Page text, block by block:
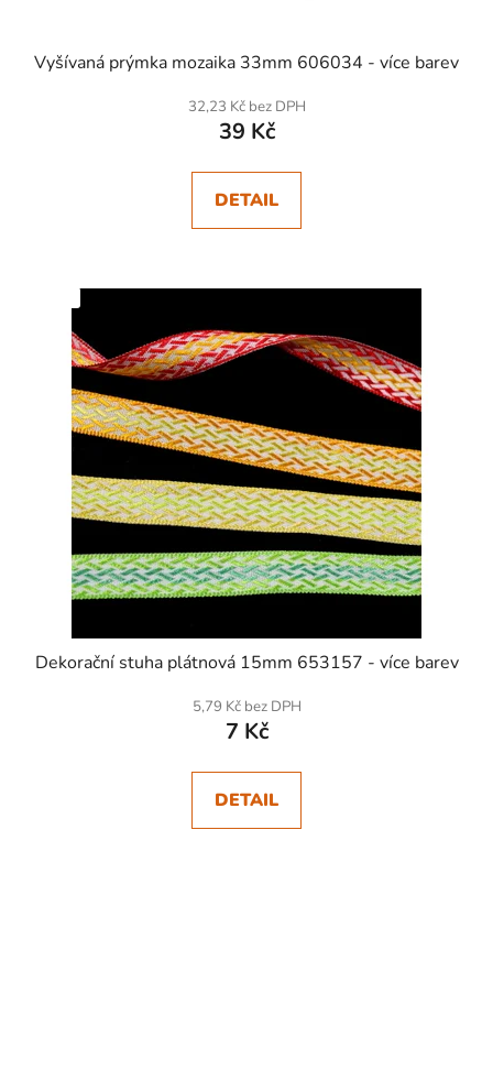
Vyšívaná prýmka mozaika 33mm 606034 - více barev
32,23 Kč bez DPH
39 Kč
DETAIL
Dekorační stuha plátnová 15mm 653157 - více barev
5,79 Kč bez DPH
7 Kč
DETAIL